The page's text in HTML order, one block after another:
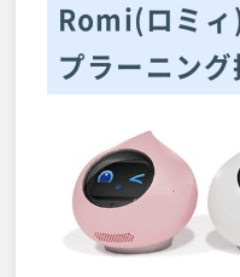
Romi(ロミ
プラーニン